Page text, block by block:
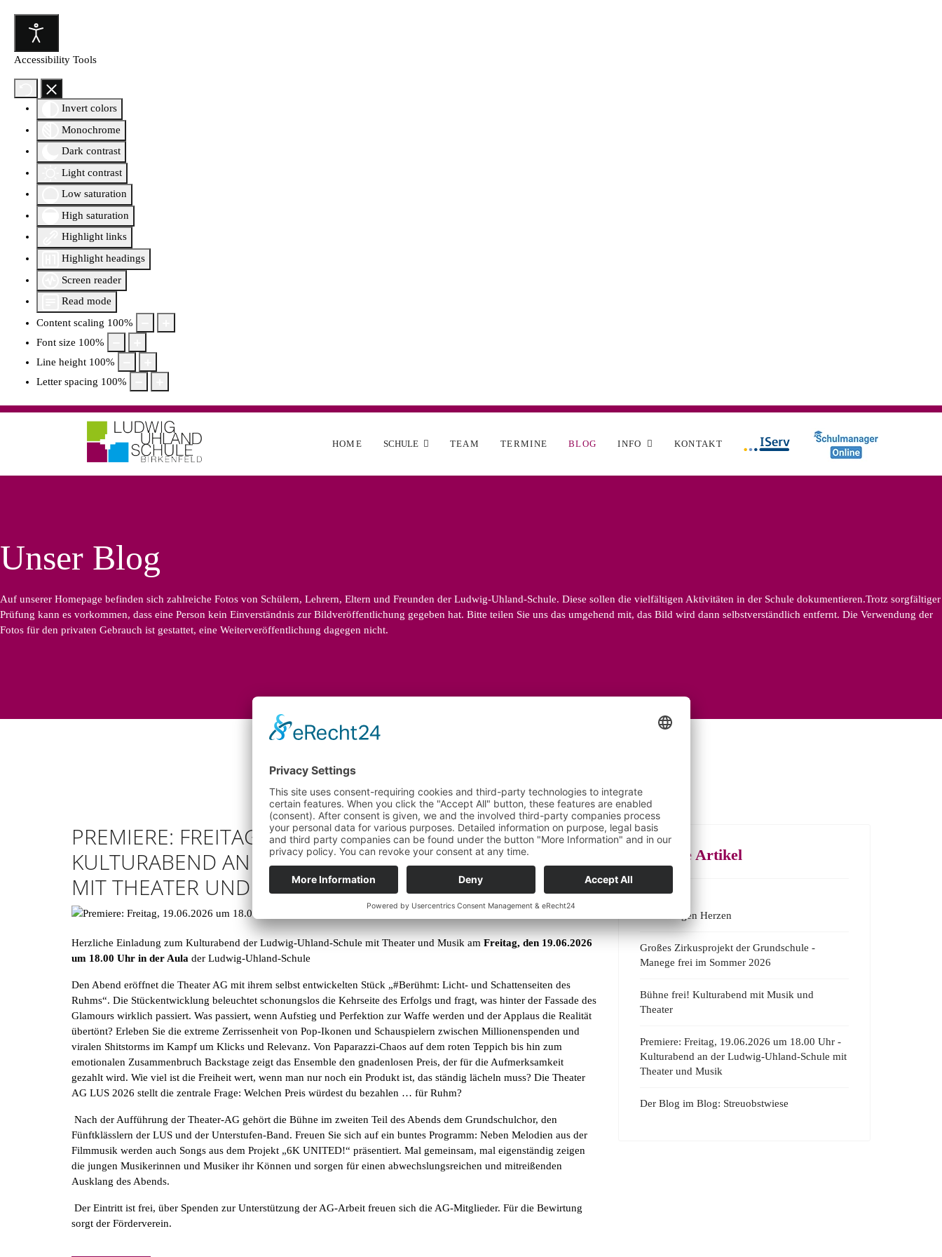
Accessibility Tools
Invert colors
Monochrome
Dark contrast
Light contrast
Low saturation
High saturation
Highlight links
Highlight headings
Screen reader
Read mode
Content scaling 100%
Font size 100%
Line height 100%
Letter spacing 100%
HOME SCHULE TEAM TERMINE BLOG INFO KONTAKT
Unser Blog
Auf unserer Homepage befinden sich zahlreiche Fotos von Schülern, Lehrern, Eltern und Freunden der Ludwig-Uhland-Schule. Diese sollen die vielfältigen Aktivitäten in der Schule dokumentieren.Trotz sorgfältiger
Prüfung kann es vorkommen, dass eine Person kein Einverständnis zur Bildveröffentlichung gegeben hat. Bitte teilen Sie uns das umgehend mit, das Bild wird dann selbstverständlich entfernt. Die Verwendung der
Fotos für den privaten Gebrauch ist gestattet, eine Weiterveröffentlichung dagegen nicht.
PREMIERE: FREITAG, 19.06.2026 UM 18.00 UHR -
KULTURABEND AN DER LUDWIG-UHLAND-SCHULE
MIT THEATER UND MUSIK
Herzliche Einladung zum Kulturabend der Ludwig-Uhland-Schule mit Theater und Musik am Freitag, den 19.06.2026
um 18.00 Uhr in der Aula der Ludwig-Uhland-Schule
Den Abend eröffnet die Theater AG mit ihrem selbst entwickelten Stück „#Berühmt: Licht- und Schattenseiten des
Ruhms“. Die Stückentwicklung beleuchtet schonungslos die Kehrseite des Erfolgs und fragt, was hinter der Fassade des
Glamours wirklich passiert. Was passiert, wenn Aufstieg und Perfektion zur Waffe werden und der Applaus die Realität
übertönt? Erleben Sie die extreme Zerrissenheit von Pop-Ikonen und Schauspielern zwischen Millionenspenden und
viralen Shitstorms im Kampf um Klicks und Relevanz. Von Paparazzi-Chaos auf dem roten Teppich bis hin zum
emotionalen Zusammenbruch Backstage zeigt das Ensemble den gnadenlosen Preis, der für die Aufmerksamkeit
gezahlt wird. Wie viel ist die Freiheit wert, wenn man nur noch ein Produkt ist, das ständig lächeln muss? Die Theater
AG LUS 2026 stellt die zentrale Frage: Welchen Preis würdest du bezahlen … für Ruhm?
Nach der Aufführung der Theater-AG gehört die Bühne im zweiten Teil des Abends dem Grundschulchor, den
Fünftklässlern der LUS und der Unterstufen-Band. Freuen Sie sich auf ein buntes Programm: Neben Melodien aus der
Filmmusik werden auch Songs aus dem Projekt „6K UNITED!“ präsentiert. Mal gemeinsam, mal eigenständig zeigen
die jungen Musikerinnen und Musiker ihr Können und sorgen für einen abwechslungsreichen und mitreißenden
Ausklang des Abends.
Der Eintritt ist frei, über Spenden zur Unterstützung der AG-Arbeit freuen sich die AG-Mitglieder. Für die Bewirtung
sorgt der Förderverein.
Neueste Artikel
Wir bewegen Herzen
Großes Zirkusprojekt der Grundschule -
Manege frei im Sommer 2026
Bühne frei! Kulturabend mit Musik und
Theater
Premiere: Freitag, 19.06.2026 um 18.00 Uhr -
Kulturabend an der Ludwig-Uhland-Schule mit
Theater und Musik
Der Blog im Blog: Streuobstwiese